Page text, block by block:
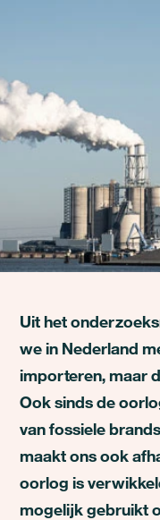
Uit het
we in Nederland
importeren, maar
Ook sinds de
van fossiele
maakt ons ook
oorlog is
mogelijk gebruikt